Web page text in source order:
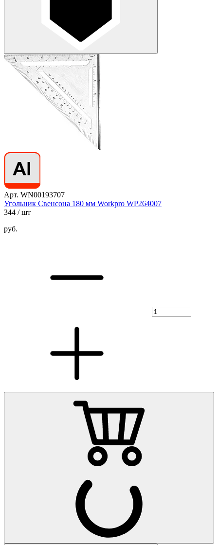
Арт. WN00193707
Угольник Свенсона 180 мм Workpro WP264007
344 / шт
руб.